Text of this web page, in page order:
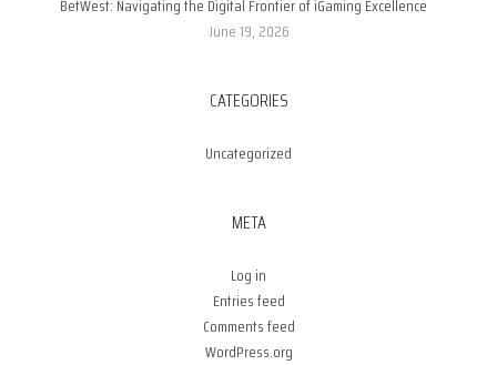
BetWest: Navigating the Digital Frontier of iGaming Excellence
June 19, 2026
CATEGORIES
Uncategorized
META
Log in
Entries feed
Comments feed
WordPress.org